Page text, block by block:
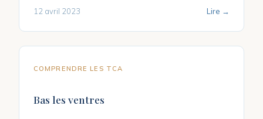
12 avril 2023 Lire →
COMPRENDRE LES TCA
Bas les ventres